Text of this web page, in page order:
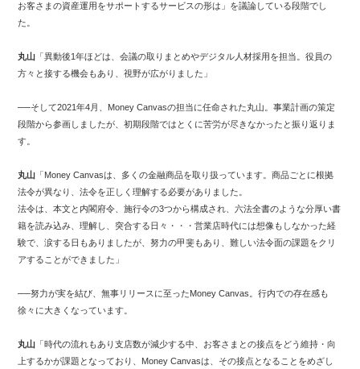
お客さまの資産運用をサポートするサービスの形は」を議論している段階でし
た。
丸山 「異動後1年ほどは、会議の取りまとめやデジタル人材採用を担当。役員の
方々と接する機会もあり、視野が広がりました」
──そして2021年4月、Money Canvasの担当に任命された丸山。事業計画の策定
段階から参画しましたが、初期段階ではとくに苦労が尽きなかったと振り返りま
す。
丸山 「Money Canvasは、多くの金融商品を取り扱っています。商品ごとに根拠
法令が異なり、法令を正しく理解する必要がありました。
法令は、本文と内閣府令、施行令の3つから構成され、六法全書のような分厚い書
籍を読み込み、理解し、突合する日々・・・営業店時代には想像もしなかった経
験で、涙する日もありましたが、努力の甲斐もあり、難しい法令面の課題をクリ
アすることができました」
──努力が実を結び、無事リリースに至ったMoney Canvas。行内での存在感も
徐々に大きくなっています。
丸山 「時代の流れもあり支店数が減少する中、お客さまとの接点をどう維持・向
上するかが課題となっており、Money Canvasは、その接点となることをめざし